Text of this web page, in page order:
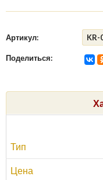
Артикул: KR-
Поделиться:
Тип
Цена